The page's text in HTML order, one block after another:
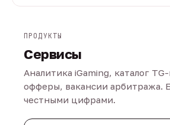
ПРОДУКТЫ
Сервисы
Аналитика iGaming, каталог
офферы, вакансии арбитража.
честными цифрами.